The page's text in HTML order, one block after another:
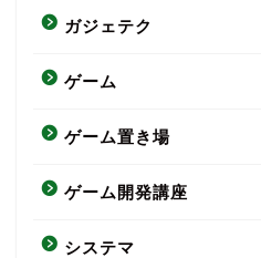
ガジェテク
ゲーム
ゲーム置き場
ゲーム開発講座
システマ